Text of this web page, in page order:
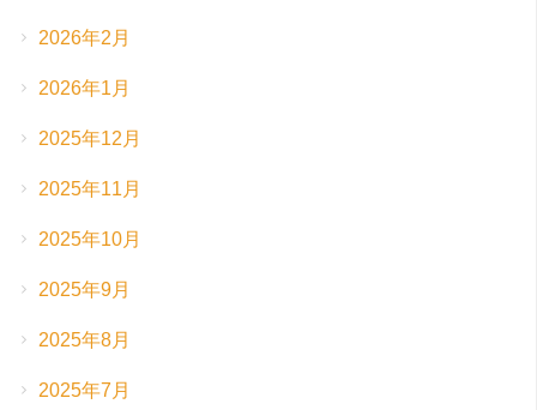
2026年2月
2026年1月
2025年12月
2025年11月
2025年10月
2025年9月
2025年8月
2025年7月